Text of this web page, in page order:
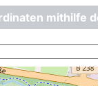
mithilfe